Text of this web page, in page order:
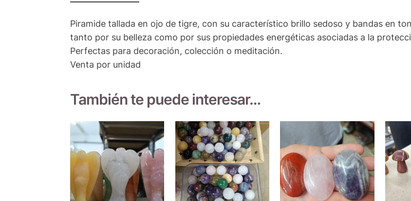
Piramide tallada en ojo de tigre, con su característico brillo sedoso y bandas en
tanto por su belleza como por sus propiedades energéticas asociadas a la
Perfectas para decoración, colección o meditación.
Venta por unidad
También te puede interesar…